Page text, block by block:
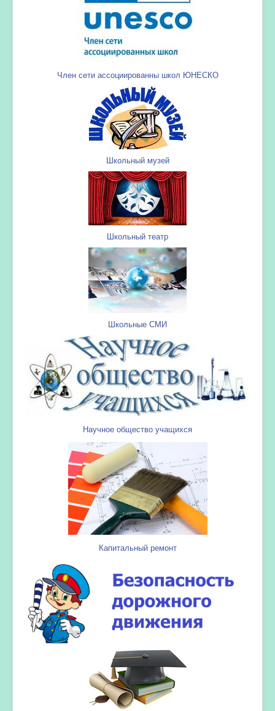
Член сети ассоциированны школ ЮНЕСКО
Школьный музей
Школьный театр
Школьные СМИ
Научное общество учащихся
Капитальный ремонт